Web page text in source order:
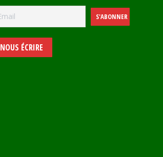
NOUS ÉCRIRE